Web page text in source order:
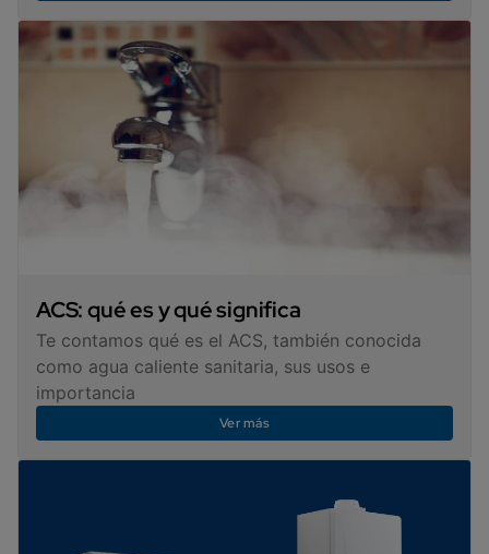
ACS: qué es y qué significa
Te contamos qué es el ACS, también conocida
como agua caliente sanitaria, sus usos e
importancia
Ver más